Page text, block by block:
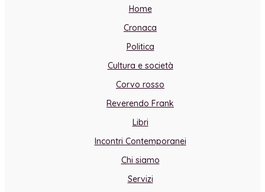
Home
Cronaca
Politica
Cultura e società
Corvo rosso
Reverendo Frank
Libri
Incontri Contemporanei
Chi siamo
Servizi